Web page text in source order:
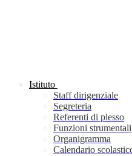
Istituto
Staff dirigenziale
Segreteria
Referenti di plesso
Funzioni strumentali
Organigramma
Calendario